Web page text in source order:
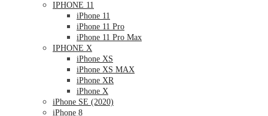
IPHONE 11
iPhone 11
iPhone 11 Pro
iPhone 11 Pro Max
IPHONE X
iPhone XS
iPhone XS MAX
iPhone XR
iPhone X
iPhone SE (2020)
iPhone 8